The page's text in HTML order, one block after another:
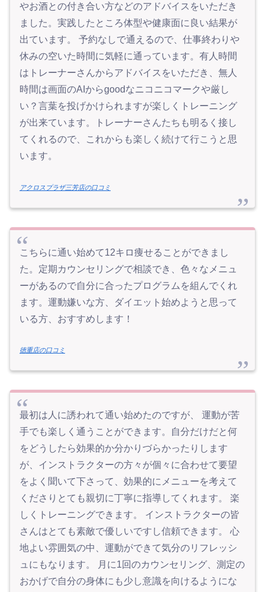
やお酒との付き合い方などのアドバイスをいただき
ました。実践したところ体型や健康面に良い結果が
出ています。 予約なしで通えるので、仕事終わりや
休みの空いた時間に気軽に通っています。有人時間
はトレーナーさんからアドバイスをいただき、無人
時間は画面のAIからgoodなニコニコマークや厳し
い？言葉を投げかけられますが楽しくトレーニング
が出来ています。トレーナーさんたちも明るく接し
てくれるので、これからも楽しく続けて行こうと思
います。
アクロスプラザ三芳店の口コミ
こちらに通い始めて12キロ痩せることができまし
た。定期カウンセリングで相談でき、色々なメニュ
ーがあるので自分に合ったプログラムを組んでくれ
ます。運動嫌いな方、ダイエット始めようと思って
いる方、おすすめします！
徳重店の口コミ
最初は人に誘われて通い始めたのですが、 運動が苦
手でも楽しく通うことができます。自分だけだと何
をどうしたら効果的か分かりづらかったりします
が、インストラクターの方々が個々に合わせて要望
をよく聞いて下さって、効果的にメニューを考えて
くださりとても親切に丁寧に指導してくれます。 楽
しくトレーニングできます。 インストラクターの皆
さんはとても素敵で優しいですし信頼できます。 心
地よい雰囲気の中、運動ができて気分のリフレッシ
ュにもなります。 月に1回のカウンセリング、測定の
おかげで自分の身体にも少し意識を向けるようにな